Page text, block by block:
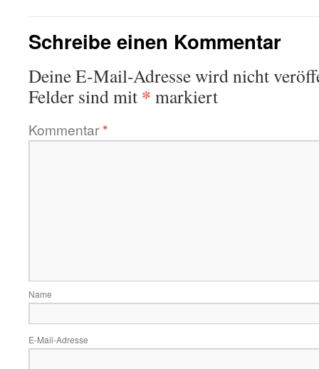
Schreibe einen Kommentar
Deine E-Mail-Adresse wird nicht
Felder sind mit * markiert
Kommentar*
Name
E-Mail-Adresse